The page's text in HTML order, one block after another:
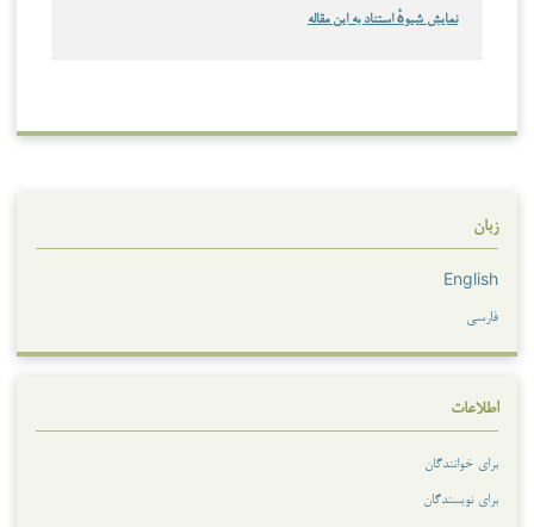
نمایش شیوهٔ استناد به این مقاله
زبان
English
فارسی
اطلاعات
برای خوانندگان
برای نویسندگان